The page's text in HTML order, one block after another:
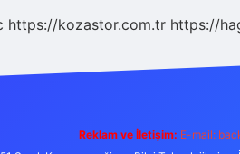
https://kozastor.com.tr https://
Reklam ve İletişim: E-mail: